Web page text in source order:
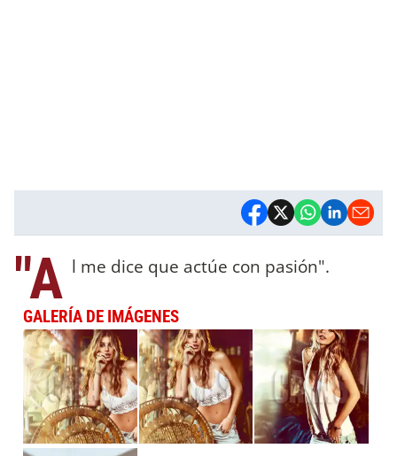
"A l me dice que actúe con pasión".
GALERÍA DE IMÁGENES